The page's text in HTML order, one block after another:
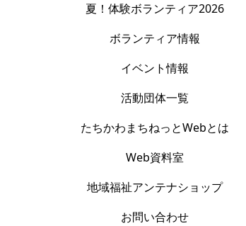
夏！体験ボランティア2026
ボランティア情報
イベント情報
活動団体一覧
たちかわまちねっとWebとは
Web資料室
地域福祉アンテナショップ
お問い合わせ